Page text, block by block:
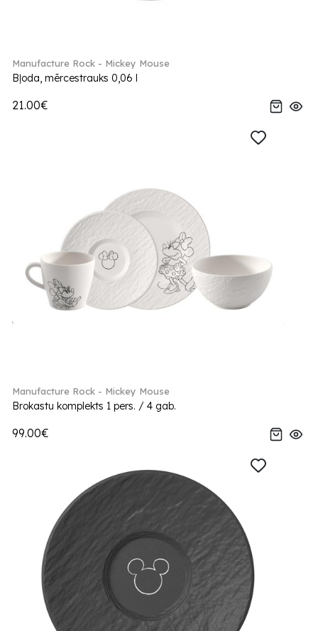
Manufacture Rock - Mickey Mouse
Bļoda, mērcestrauks 0,06 l
21.00€
Manufacture Rock - Mickey Mouse
Brokastu komplekts 1 pers. / 4 gab.
99.00€